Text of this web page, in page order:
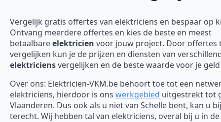
Vergelijk gratis offertes van elektriciens en bespaar op
Ontvang meerdere offertes en kies de beste en meest
betaalbareelektricien voor jouw project. Door offertes
vergelijken kun je de prijzen en diensten van
elektriciensvergelijken en de beste waarde voor je
Over ons: Elektricien-VKM.be behoort toe tot een
elektriciens, hierdoor is ons werkgebied uitgestrekt tot
Vlaanderen. Dus ook als u niet van Schelle bent, kan u
terecht. Wij hebben tal van elektriciens, overal bij u in